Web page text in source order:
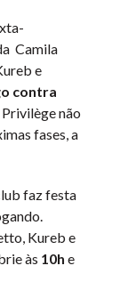
Camila
e
contra
Privilège não
fases, a
faz festa
Kureb e
às 10h e